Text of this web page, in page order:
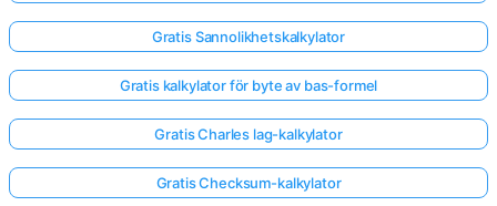
Gratis Sannolikhetskalkylator
Gratis kalkylator för byte av bas-formel
Gratis Charles lag-kalkylator
Gratis Checksum-kalkylator